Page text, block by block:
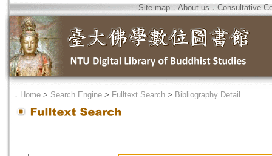
Site map．About us ． Consultative
． Home > Search Engine > Fulltext Search > Bibliography Detail